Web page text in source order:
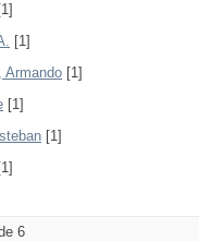
[1]
[1]
Armando [1]
[1]
[1]
[1]
6